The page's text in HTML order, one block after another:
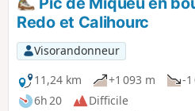
pour découvrir ce lieu gardé
du parcours se déroule sur un
correct, quoique ancien et non
derniers 100m sont assez
Redo et Calihourc
Visorandonneur
11,24 km
+1 093 m
-1
6h 20
Difficile